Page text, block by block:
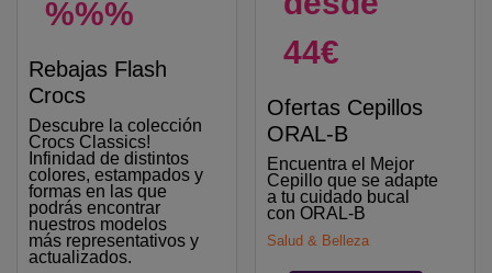
%%%
Rebajas Flash
Crocs
Descubre la colección
Crocs Classics!
Infinidad de distintos
colores, estampados y
formas en las que
podrás encontrar
nuestros modelos
más representativos y
actualizados.
44€
Ofertas Cepillos
ORAL-B
Encuentra el Mejor
Cepillo que se adapte
a tu cuidado bucal
con ORAL-B
Salud & Belleza